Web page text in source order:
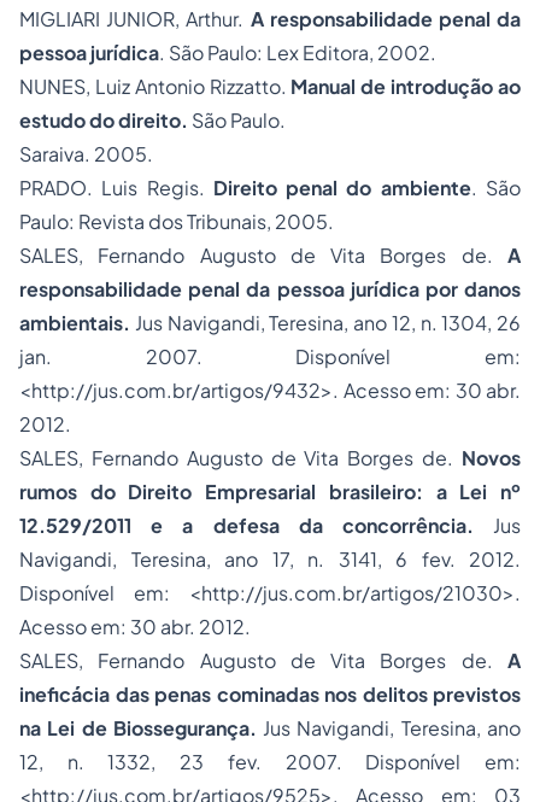
MIGLIARI JUNIOR, Arthur. A responsabilidade penal da
pessoa jurídica. São Paulo: Lex Editora, 2002.
NUNES, Luiz Antonio Rizzatto. Manual de introdução ao
estudo do direito. São Paulo.
Saraiva. 2005.
PRADO. Luis Regis. Direito penal do ambiente. São
Paulo: Revista dos Tribunais, 2005.
SALES, Fernando Augusto de Vita Borges de. A
responsabilidade penal da pessoa jurídica por danos
ambientais. Jus Navigandi, Teresina, ano 12, n. 1304, 26
jan. 2007. Disponível em:
<http://jus.com.br/artigos/9432>. Acesso em: 30 abr.
2012.
SALES, Fernando Augusto de Vita Borges de. Novos
rumos do Direito Empresarial brasileiro: a Lei nº
12.529/2011 e a defesa da concorrência. Jus
Navigandi, Teresina, ano 17, n. 3141, 6 fev. 2012.
Disponível em: <http://jus.com.br/artigos/21030>.
Acesso em: 30 abr. 2012.
SALES, Fernando Augusto de Vita Borges de. A
ineficácia das penas cominadas nos delitos previstos
na Lei de Biossegurança. Jus Navigandi, Teresina, ano
12, n. 1332, 23 fev. 2007. Disponível em:
<http://jus.com.br/artigos/9525>. Acesso em: 03